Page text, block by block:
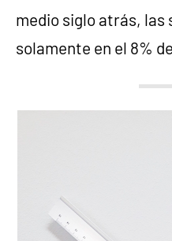
medio siglo atrás,
solamente en el 8%